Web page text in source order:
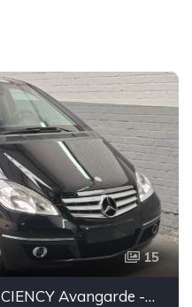
15
Mercedes A160 BlueEFFICIENCY Avangarde -essence euro 5-2010-106.000km-Top état -Garantie